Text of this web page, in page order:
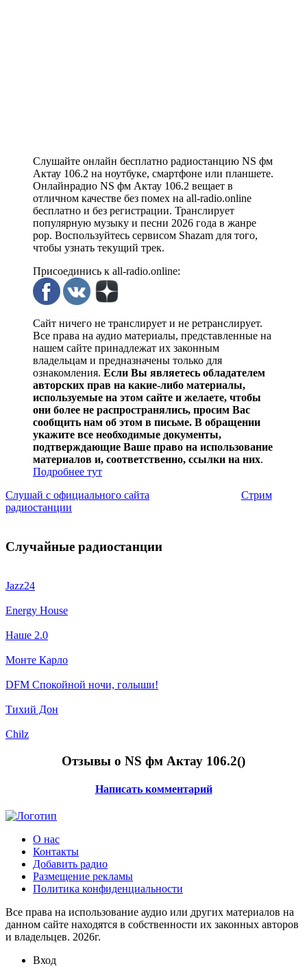
Слушайте онлайн бесплатно радиостанцию NS фм
Актау 106.2 на ноутбуке, смартфоне или планшете.
Онлайнрадио NS фм Актау 106.2 вещает в
отличном качестве без помех на all-radio.online
бесплатно и без регистрации. Транслирует
популярную музыку и песни 2026 года в жанре
pop. Воспользуйтесь сервисом Shazam для того,
чтобы узнать текущий трек.
Присоединись к all-radio.online:
Сайт ничего не транслирует и не ретранслирует.
Все права на аудио материалы, представленные на
нашем сайте принадлежат их законным
владельцам и предназначены только для
ознакомления. Если Вы являетесь обладателем
авторских прав на какие-либо материалы,
используемые на этом сайте и желаете, чтобы
они более не распространялись, просим Вас
сообщить нам об этом в письме. В обращении
укажите все необходимые документы,
подтверждающие Ваше право на использование
материалов и, соответственно, ссылки на них.
Подробнее тут
Слушай с официального сайта
Стрим
радиостанции
Случайные радиостанции
Jazz24
Energy House
Наше 2.0
Монте Карло
DFM Спокойной ночи, голыши!
Тихий Дон
Chilz
Отзывы о NS фм Актау 106.2()
Написать комментарий
О нас
Контакты
Добавить радио
Размещение рекламы
Политика конфиденциальности
Все права на использование аудио или других материалов на
данном сайте находятся в собственности их законных авторов
и владельцев. 2026г.
Вход